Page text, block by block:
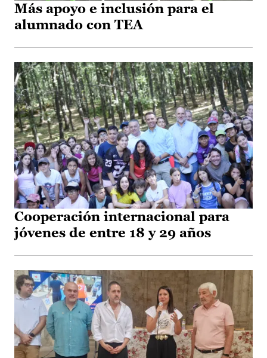
Más apoyo e inclusión para el
alumnado con TEA
Cooperación internacional para
jóvenes de entre 18 y 29 años